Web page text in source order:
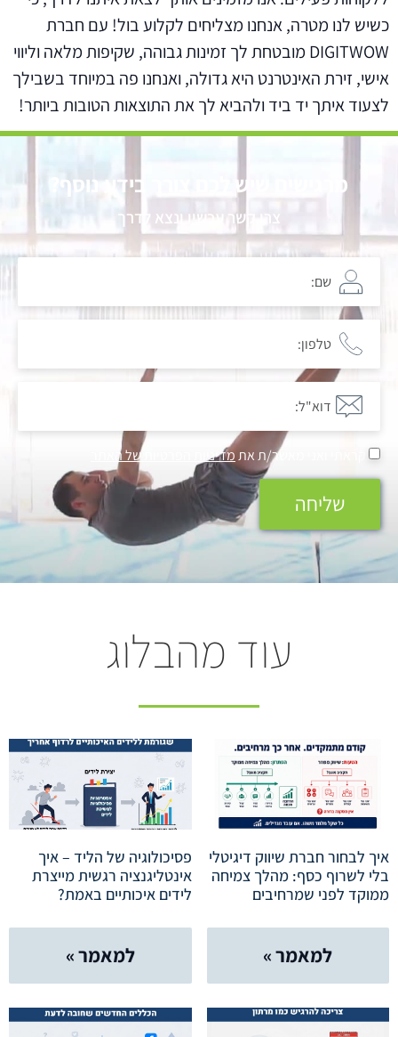
כשיש לנו מטרה, אנחנו מצליחים לקלוע בול! עם חברת
DIGITWOW מובטחת לך זמינות גבוהה, שקיפות מלאה וליווי
אישי, זירת האינטרנט היא גדולה, ואנחנו פה במיוחד בשבילך
לצעוד איתך יד ביד ולהביא לך את התוצאות הטובות ביותר!
מרגישים שיש לכם צורך בידע נוסף?
צרו קשר עכשיו ונצא לדרך
קראתי ואני מאשר/ת אתמדיניות הפרטיות של האתר
שליחה
עוד מהבלוג
איך לבחור חברת שיווק דיגיטלי
בלי לשרוף כסף: מהלך צמיחה
ממוקד לפני שמרחיבים
למאמר »
פסיכולוגיה של הליד – איך
אינטליגנציה רגשית מייצרת
לידים איכותיים באמת?
למאמר »